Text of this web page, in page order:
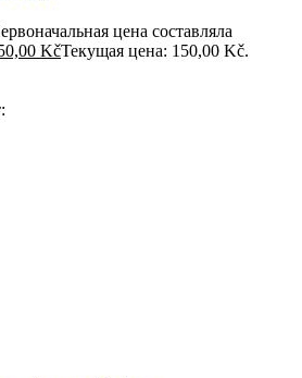
цена составляла
KčТекущая цена: 150,00 Kč.